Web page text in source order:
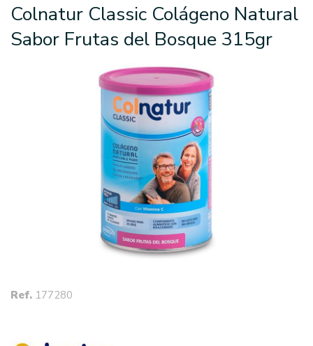
Colnatur Classic Colágeno Natural
Sabor Frutas del Bosque 315gr
Ref. 177280